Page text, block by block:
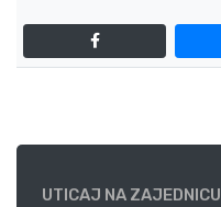
UTICAJ NA ZAJEDNICU